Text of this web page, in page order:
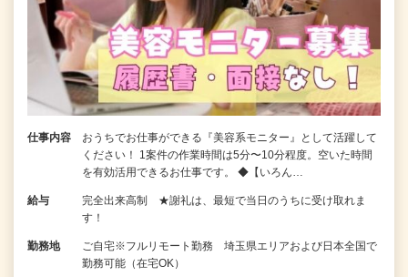
仕事内容
おうちでお仕事ができる『美容系モニター』として活躍して
ください！ 1案件の作業時間は5分〜10分程度。空いた時間
を有効活用できるお仕事です。 ◆【いろん…
給与
完全出来高制 ★謝礼は、最短で当日のうちに受け取れま
す！
勤務地
ご自宅※フルリモート勤務 埼玉県エリアおよび日本全国で
勤務可能（在宅OK）